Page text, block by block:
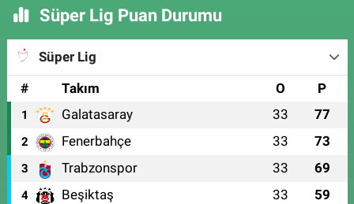
Süper Lig Puan Durumu
Süper Lig
#
Takım O P
1 Galatasaray 33 77
2 Fenerbahçe 33 73
3 Trabzonspor 33 69
4 Beşiktaş 33 59